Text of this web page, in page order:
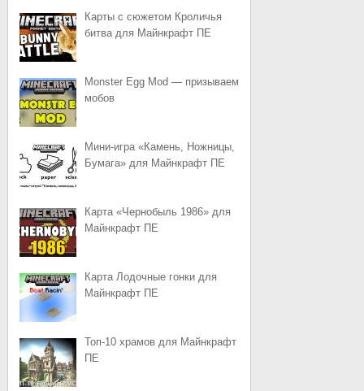
Карты с сюжетом Кроличья
битва для Майнкрафт ПЕ
Monster Egg Mod — призываем
мобов
Мини-игра «Камень, Ножницы,
Бумага» для Майнкрафт ПЕ
Карта «Чернобыль 1986» для
Майнкрафт ПЕ
Карта Лодочные гонки для
Майнкрафт ПЕ
Топ-10 храмов для Майнкрафт
ПЕ